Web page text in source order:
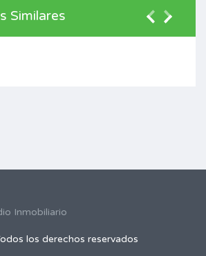
Similares
los derechos reservados